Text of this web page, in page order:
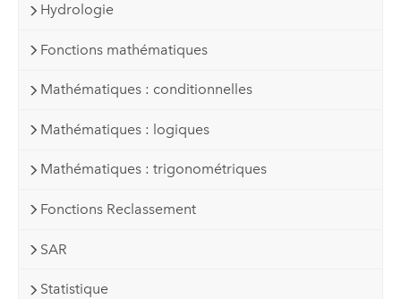
Hydrologie
Fonctions mathématiques
Mathématiques : conditionnelles
Mathématiques : logiques
Mathématiques : trigonométriques
Fonctions Reclassement
SAR
Statistique